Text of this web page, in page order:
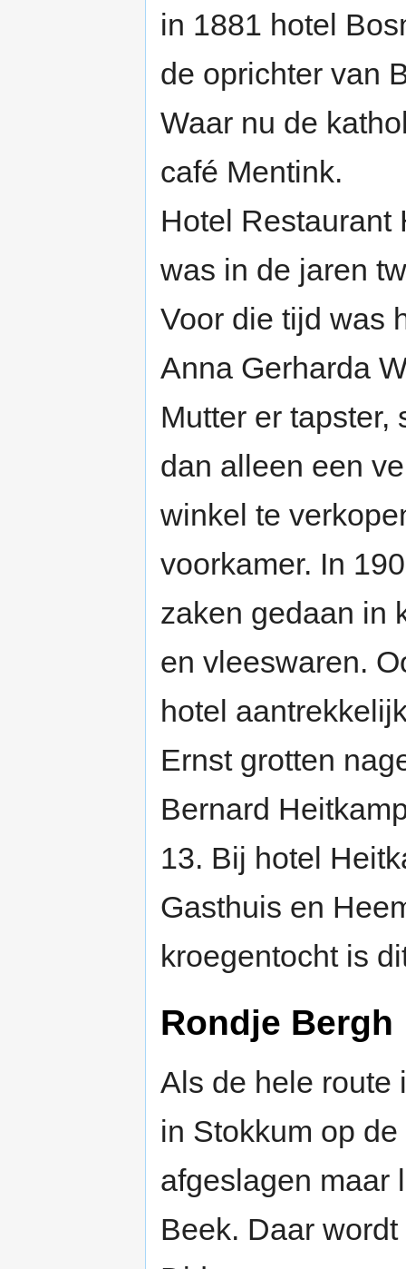
in 1881 hotel
de oprichter van
Waar nu de
café Mentink.
Hotel Restaurant
was in de jaren
Voor die tijd was
Anna Gerharda
Mutter er tapster,
dan alleen een
winkel te
voorkamer. In
zaken gedaan in
en vleeswaren.
hotel
Ernst grotten
Bernard
13. Bij hotel
Gasthuis en
kroegentocht is
Rondje Bergh
Als de hele route
in Stokkum op
afgeslagen maar
Beek. Daar